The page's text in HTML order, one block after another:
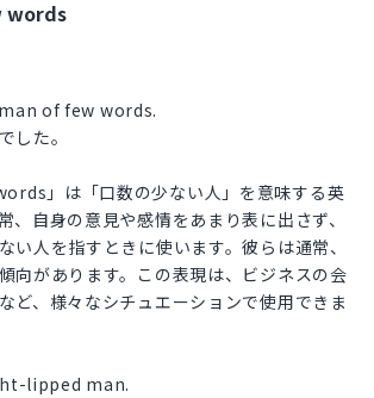
words
of few words.
した。
」は「口数の少ない人」を意味する英
、自身の意見や感情をあまり表に出さず、
い人を指すときに使います。彼らは通常、
向があります。この表現は、ビジネスの会
ど、様々なシチュエーションで使用できま
lipped man.